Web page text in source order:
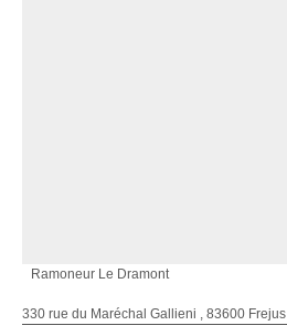
Ramoneur Le Dramont
330 rue du Maréchal Gallieni , 83600 Frejus